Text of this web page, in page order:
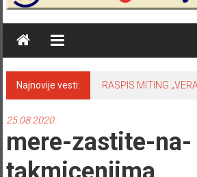
Najnovije vesti: RASPIS MITING
25.08.2020.
mere-zastite-na-